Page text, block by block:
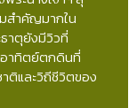
สำคัญมากใน
าตุยังมีวิวที่
อาทิตย์ตกดินที่
ติและวิถีชีวิตของ